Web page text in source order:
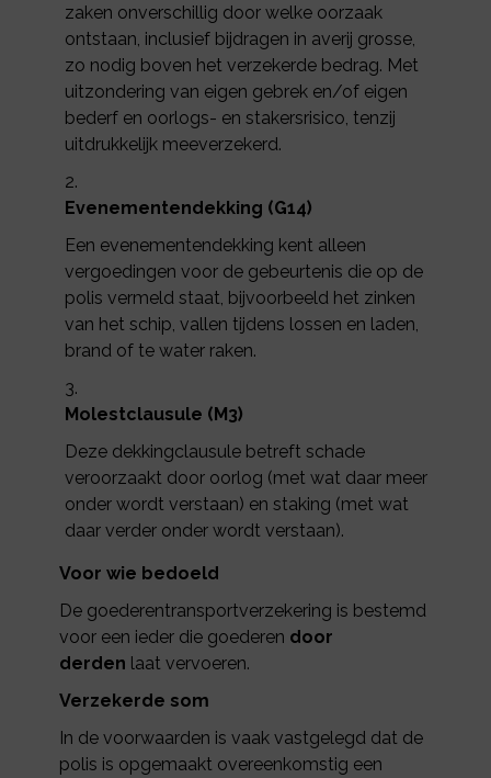
zaken onverschillig door welke oorzaak
ontstaan, inclusief bijdragen in averij grosse,
zo nodig boven het verzekerde bedrag. Met
uitzondering van eigen gebrek en/of eigen
bederf en oorlogs- en stakersrisico, tenzij
uitdrukkelijk meeverzekerd.
Evenementendekking (G14)
Een evenementendekking kent alleen
vergoedingen voor de gebeurtenis die op de
polis vermeld staat, bijvoorbeeld het zinken
van het schip, vallen tijdens lossen en laden,
brand of te water raken.
Molestclausule (M3)
Deze dekkingclausule betreft schade
veroorzaakt door oorlog (met wat daar meer
onder wordt verstaan) en staking (met wat
daar verder onder wordt verstaan).
Voor wie bedoeld
De goederentransportverzekering is bestemd
voor een ieder die goederen door
derden laat vervoeren.
Verzekerde som
In de voorwaarden is vaak vastgelegd dat de
polis is opgemaakt overeenkomstig een